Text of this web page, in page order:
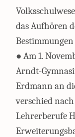
das Aufhören
● Am 1.
Arndt-
Erdmann an
verschied
Lehrerberufe